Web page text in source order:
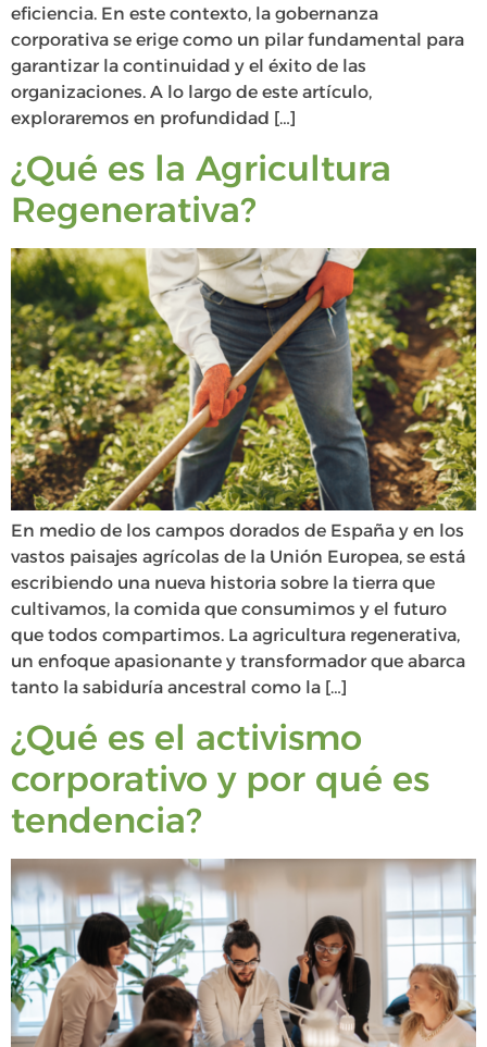
eficiencia. En este contexto, la gobernanza
corporativa se erige como un pilar fundamental para
garantizar la continuidad y el éxito de las
organizaciones. A lo largo de este artículo,
exploraremos en profundidad […]
¿Qué es la Agricultura
Regenerativa?
En medio de los campos dorados de España y en los
vastos paisajes agrícolas de la Unión Europea, se está
escribiendo una nueva historia sobre la tierra que
cultivamos, la comida que consumimos y el futuro
que todos compartimos. La agricultura regenerativa,
un enfoque apasionante y transformador que abarca
tanto la sabiduría ancestral como la […]
¿Qué es el activismo
corporativo y por qué es
tendencia?